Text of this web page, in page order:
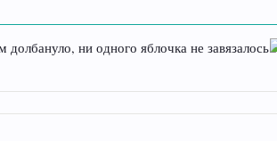
ни одного яблочка не завязалось